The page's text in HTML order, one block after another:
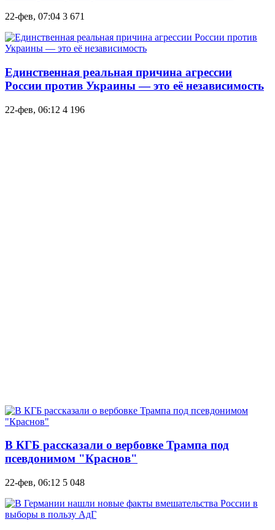
22-фев, 07:04 3 671
Единственная реальная причина агрессии
России против Украины — это её независимость
22-фев, 06:12 4 196
В КГБ рассказали о вербовке Трампа под
псевдонимом "Краснов"
22-фев, 06:12 5 048